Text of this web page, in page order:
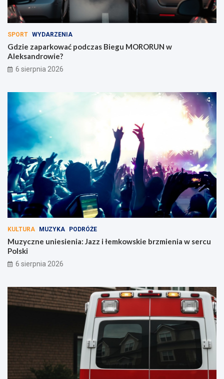
SPORT WYDARZENIA
Gdzie zaparkować podczas Biegu MORORUN w
Aleksandrowie?
6 sierpnia 2026
KULTURA MUZYKA PODRÓŻE
Muzyczne uniesienia: Jazz i łemkowskie brzmienia w sercu
Polski
6 sierpnia 2026